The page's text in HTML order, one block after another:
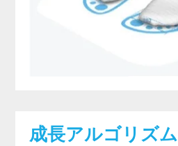
成長アルゴリズム